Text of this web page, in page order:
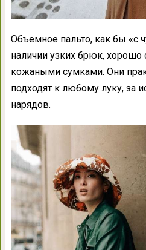
Объемное пальто, как бы «с
наличии узких брюк,
кожаными сумками. Они
подходят к любому луку, за
нарядов.